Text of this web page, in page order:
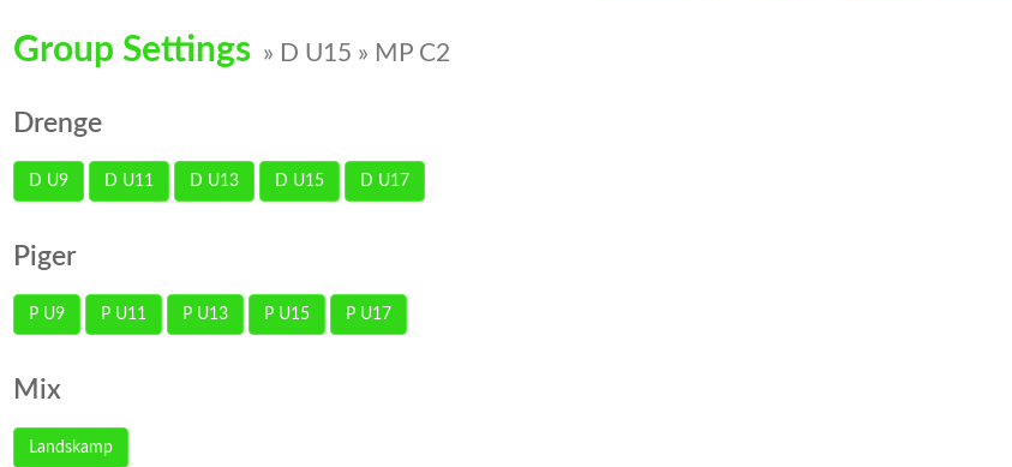
Group Settings » D U15 » MP C2
Drenge
D U9 D U11 D U13 D U15 D U17
Piger
P U9 P U11 P U13 P U15 P U17
Mix
Landskamp